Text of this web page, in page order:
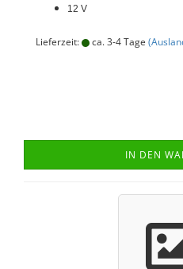
12 V
Lieferzeit: ca. 3-4 Tage
IN DEN